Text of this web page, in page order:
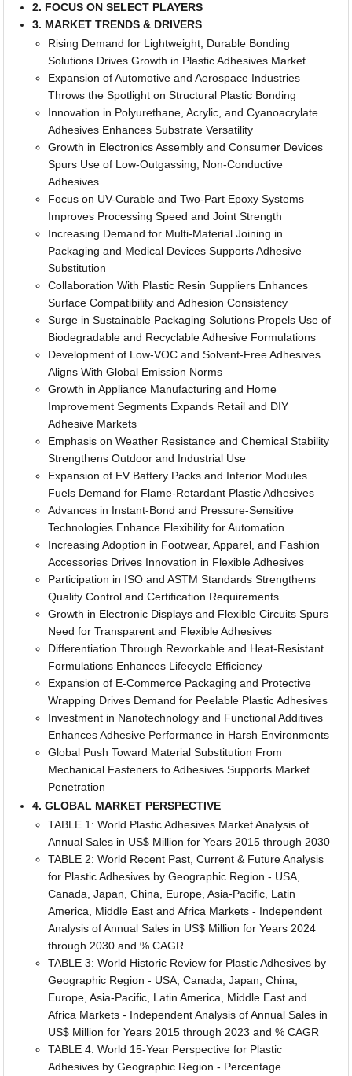
2. FOCUS ON SELECT PLAYERS
3. MARKET TRENDS & DRIVERS
Rising Demand for Lightweight, Durable Bonding
Solutions Drives Growth in Plastic Adhesives Market
Expansion of Automotive and Aerospace Industries
Throws the Spotlight on Structural Plastic Bonding
Innovation in Polyurethane, Acrylic, and Cyanoacrylate
Adhesives Enhances Substrate Versatility
Growth in Electronics Assembly and Consumer Devices
Spurs Use of Low-Outgassing, Non-Conductive
Adhesives
Focus on UV-Curable and Two-Part Epoxy Systems
Improves Processing Speed and Joint Strength
Increasing Demand for Multi-Material Joining in
Packaging and Medical Devices Supports Adhesive
Substitution
Collaboration With Plastic Resin Suppliers Enhances
Surface Compatibility and Adhesion Consistency
Surge in Sustainable Packaging Solutions Propels Use of
Biodegradable and Recyclable Adhesive Formulations
Development of Low-VOC and Solvent-Free Adhesives
Aligns With Global Emission Norms
Growth in Appliance Manufacturing and Home
Improvement Segments Expands Retail and DIY
Adhesive Markets
Emphasis on Weather Resistance and Chemical Stability
Strengthens Outdoor and Industrial Use
Expansion of EV Battery Packs and Interior Modules
Fuels Demand for Flame-Retardant Plastic Adhesives
Advances in Instant-Bond and Pressure-Sensitive
Technologies Enhance Flexibility for Automation
Increasing Adoption in Footwear, Apparel, and Fashion
Accessories Drives Innovation in Flexible Adhesives
Participation in ISO and ASTM Standards Strengthens
Quality Control and Certification Requirements
Growth in Electronic Displays and Flexible Circuits Spurs
Need for Transparent and Flexible Adhesives
Differentiation Through Reworkable and Heat-Resistant
Formulations Enhances Lifecycle Efficiency
Expansion of E-Commerce Packaging and Protective
Wrapping Drives Demand for Peelable Plastic Adhesives
Investment in Nanotechnology and Functional Additives
Enhances Adhesive Performance in Harsh Environments
Global Push Toward Material Substitution From
Mechanical Fasteners to Adhesives Supports Market
Penetration
4. GLOBAL MARKET PERSPECTIVE
TABLE 1: World Plastic Adhesives Market Analysis of
Annual Sales in US$ Million for Years 2015 through 2030
TABLE 2: World Recent Past, Current & Future Analysis
for Plastic Adhesives by Geographic Region - USA,
Canada, Japan, China, Europe, Asia-Pacific, Latin
America, Middle East and Africa Markets - Independent
Analysis of Annual Sales in US$ Million for Years 2024
through 2030 and % CAGR
TABLE 3: World Historic Review for Plastic Adhesives by
Geographic Region - USA, Canada, Japan, China,
Europe, Asia-Pacific, Latin America, Middle East and
Africa Markets - Independent Analysis of Annual Sales in
US$ Million for Years 2015 through 2023 and % CAGR
TABLE 4: World 15-Year Perspective for Plastic
Adhesives by Geographic Region - Percentage